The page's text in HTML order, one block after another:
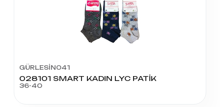
GÜRLESİN041
028101 SMART KADIN LYC PATİK
36-40